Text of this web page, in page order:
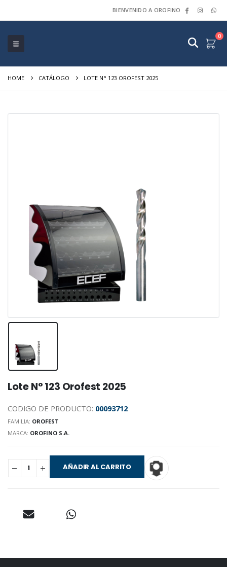
BIENVENIDO A OROFINO
0
HOME CATÁLOGO LOTE N° 123 OROFEST 2025
Lote N° 123 Orofest 2025
CODIGO DE PRODUCTO: 00093712
FAMILIA: OROFEST
MARCA: OROFINO S.A.
AÑADIR AL CARRITO